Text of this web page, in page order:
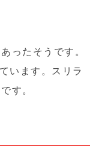
ったそうです。
います。スリラ
す。